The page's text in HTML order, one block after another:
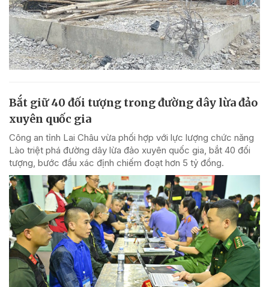
Bắt giữ 40 đối tượng trong đường dây lừa đảo
xuyên quốc gia
Công an tỉnh Lai Châu vừa phối hợp với lực lượng chức năng
Lào triệt phá đường dây lừa đảo xuyên quốc gia, bắt 40 đối
tượng, bước đầu xác định chiếm đoạt hơn 5 tỷ đồng.